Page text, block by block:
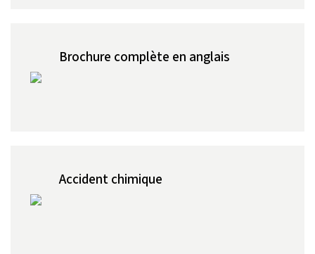
Brochure complète en anglais
Accident chimique